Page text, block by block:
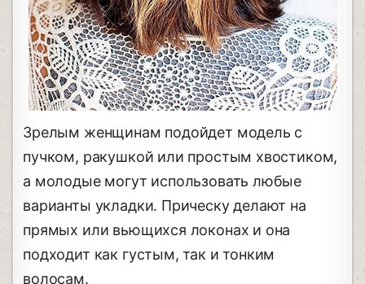
Зрелым женщинам подойдет модель с
пучком, ракушкой или простым хвостиком,
а молодые могут использовать любые
варианты укладки. Прическу делают на
прямых или вьющихся локонах и она
подходит как густым, так и тонким
волосам.